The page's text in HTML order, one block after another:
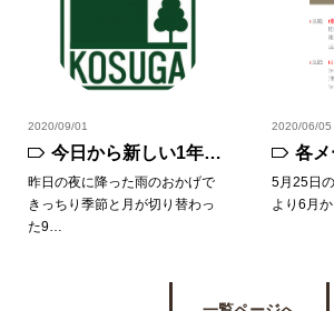
2020/09/01
今日から新しい1年が
スタートします。
昨日の夜に降った雨のおかげで
きっちり季節と月が切り替わっ
た9…
2020/06/05
各メ
ーム
ご注
5月25日
より6月